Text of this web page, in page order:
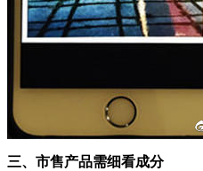
三、市售产品需细看成分